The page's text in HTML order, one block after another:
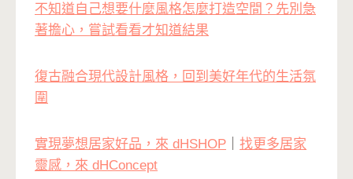
不知道自己想要什麼風格怎麼打造空間？先別急
著擔心，嘗試看看才知道結果
復古融合現代設計風格，回到美好年代的生活氛
圍
實現夢想居家好品，來 dHSHOP
找更多居家
靈感，來 dHConcept